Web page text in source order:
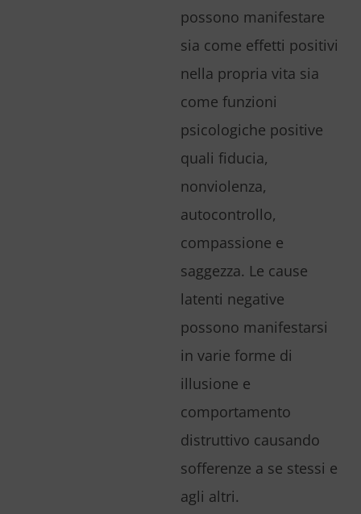
possono manifestare
sia come effetti positivi
nella propria vita sia
come funzioni
psicologiche positive
quali fiducia,
nonviolenza,
autocontrollo,
compassione e
saggezza. Le cause
latenti negative
possono manifestarsi
in varie forme di
illusione e
comportamento
distruttivo causando
sofferenze a se stessi e
agli altri.